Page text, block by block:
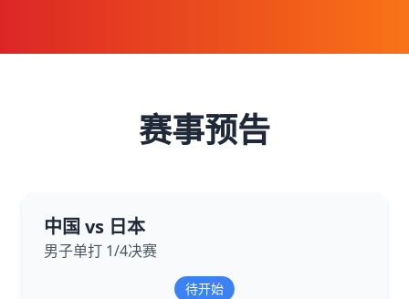
赛事预告
中国 vs 日本
男子单打 1/4决赛
待开始